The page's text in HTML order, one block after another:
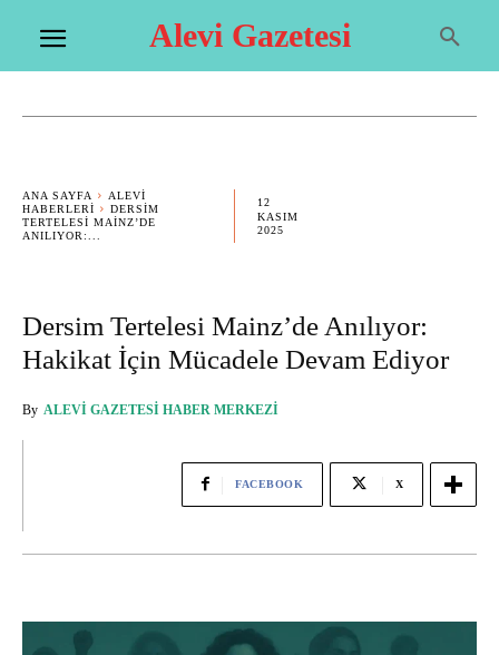
Alevi Gazetesi
ANA SAYFA
ALEVI
HABERLERI
DERSIM
TERTELESI MAINZ’DE
ANILIYOR:...
12
KASIM
2025
Dersim Tertelesi Mainz’de Anılıyor:
Hakikat İçin Mücadele Devam Ediyor
By ALEVI GAZETESI HABER MERKEZI
FACEBOOK X